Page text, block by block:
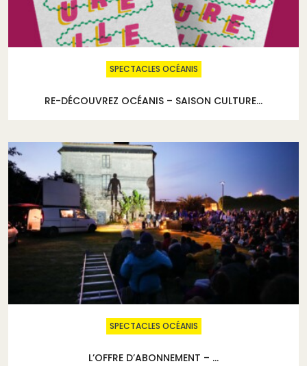
SPECTACLES OCÉANIS
RE-DÉCOUVREZ OCÉANIS – SAISON CULTURE...
SPECTACLES OCÉANIS
L’OFFRE D’ABONNEMENT – ...